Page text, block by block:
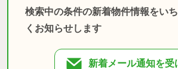
検索中の条件の新着物件情報をい
くお知らせします
新着メール通知を受